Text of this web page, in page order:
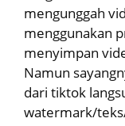
mengunggah
menggunakan
menyimpan
Namun
dari tiktok
watermark/